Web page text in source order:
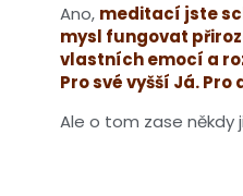
Ano, meditací jste
mysl fungovat
vlastních emocí a
Pro své vyšší Já. Pro
Ale o tom zase někdy